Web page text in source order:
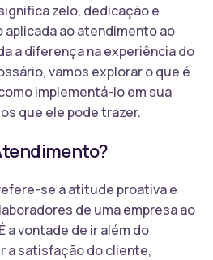
zelo, dedicação e
ao atendimento ao
a diferença na experiência do
vamos explorar o que é
implementá-lo em sua
que ele pode trazer.
se à atitude proativa e
de uma empresa ao
a vontade de ir além do
a satisfação do cliente,